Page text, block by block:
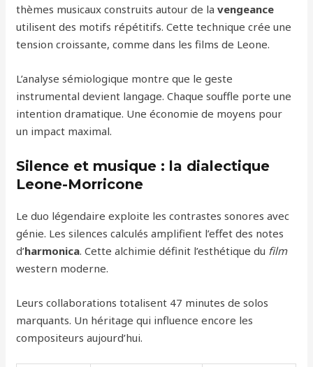
thèmes musicaux construits autour de lavengeance
utilisent des motifs répétitifs. Cette technique crée une
tension croissante, comme dans les films de Leone.
L’analyse sémiologique montre que le geste
instrumental devient langage. Chaque souffle porte une
intention dramatique. Une économie de moyens pour
un impact maximal.
Silence et musique : la dialectique
Leone-Morricone
Le duo légendaire exploite les contrastes sonores avec
génie. Les silences calculés amplifient l’effet des notes
d’harmonica. Cette alchimie définit l’esthétique du film
western moderne.
Leurs collaborations totalisent 47 minutes de solos
marquants. Un héritage qui influence encore les
compositeurs aujourd’hui.